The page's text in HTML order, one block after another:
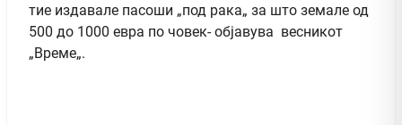
тие издавале пасоши „под рака„ за што земале од
500 до 1000 евра по човек- објавува весникот
„Време„.